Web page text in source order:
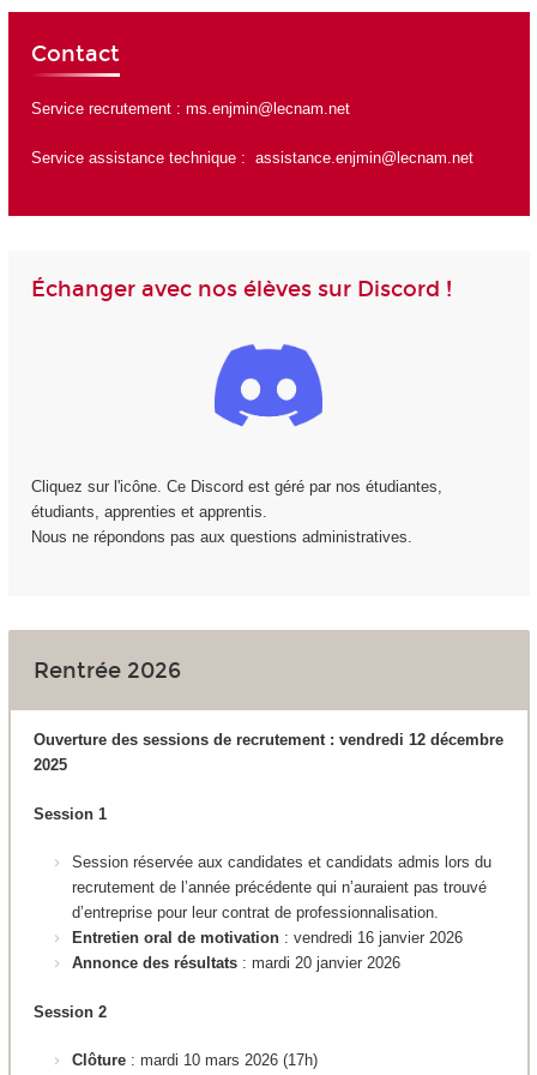
Contact
Service recrutement : ms.enjmin@lecnam.net
Service assistance technique : assistance.enjmin@lecnam.net
Échanger avec nos élèves sur Discord !
Cliquez sur l'icône. Ce Discord est géré par nos étudiantes,
étudiants, apprenties et apprentis.
Nous ne répondons pas aux questions administratives.
Rentrée 2026
Ouverture des sessions de recrutement : vendredi 12 décembre
2025
Session 1
Session réservée aux candidates et candidats admis lors du
recrutement de l’année précédente qui n’auraient pas trouvé
d’entreprise pour leur contrat de professionnalisation.
Entretien oral de motivation : vendredi 16 janvier 2026
Annonce des résultats : mardi 20 janvier 2026
Session 2
Clôture : mardi 10 mars 2026 (17h)